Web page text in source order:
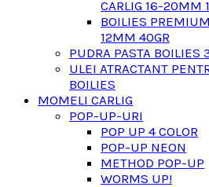
CARLIG 16-20MM
BOILIES
12MM 40GR
PUDRA PASTA BOILIES
ULEI ATRACTANT
BOILIES
MOMELI CARLIG
POP-UP-URI
POP UP 4 COLOR
POP-UP NEON
METHOD POP-UP
WORMS UP!